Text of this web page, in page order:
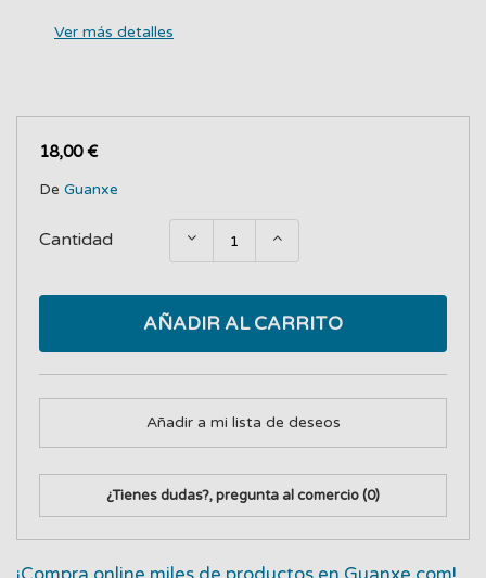
Ver más detalles
18,00 €
De Guanxe
Cantidad
AÑADIR AL CARRITO
Añadir a mi lista de deseos
¿Tienes dudas?, pregunta al comercio(0)